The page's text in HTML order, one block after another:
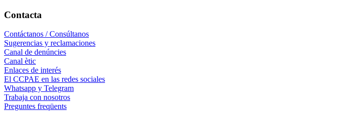
Contacta
Contáctanos / Consúltanos
Sugerencias y reclamaciones
Canal de denúncies
Canal ètic
Enlaces de interés
El CCPAE en las redes sociales
Whatsapp y Telegram
Trabaja con nosotros
Preguntes freqüents